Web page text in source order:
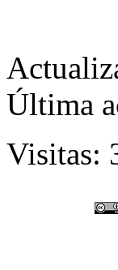
Última
Visitas: